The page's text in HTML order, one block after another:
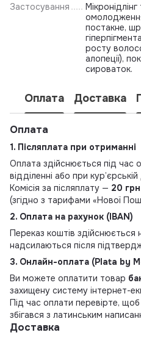
Застосування
постакне,
росту
алопеції),
сироваток.
Оплата Доставка
Оплата
1. Післяплата при отриманні
Оплата здійснюється під час
відділенні або при
Комісія за післяплату — 20
(згідно з тарифами «Нової
2. Оплата на рахунок (IBAN)
Переказ коштів здійснюється
надсилаються після
3. Онлайн-оплата (Plata by
Ви можете оплатити товар
захищену систему інтернет-
Під час оплати перевірте,
збігався з латинським
Доставка